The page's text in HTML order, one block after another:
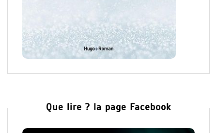
Que lire ? la page Facebook